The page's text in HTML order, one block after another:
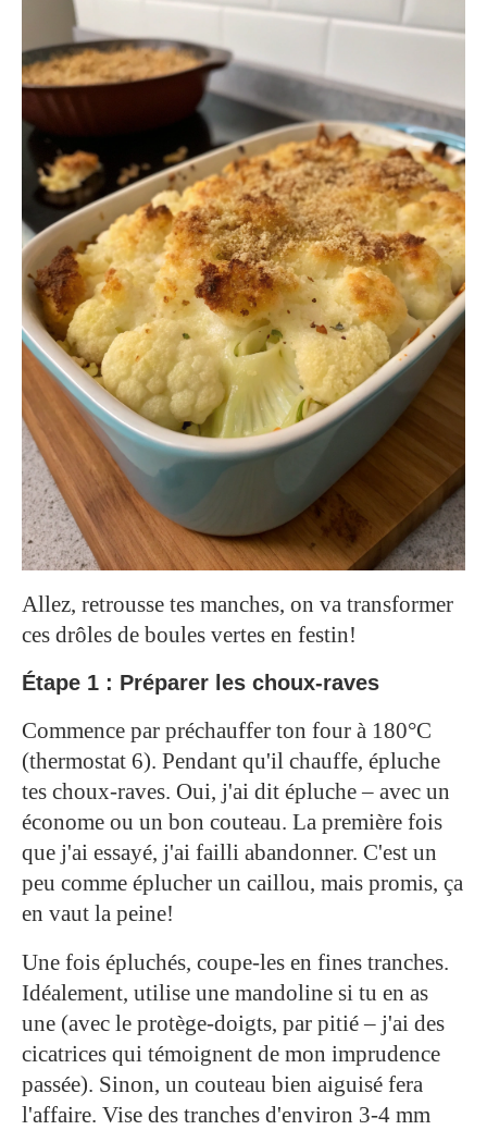
Allez, retrousse tes manches, on va transformer
ces drôles de boules vertes en festin!
Étape 1 : Préparer les choux-raves
Commence par préchauffer ton four à 180°C
(thermostat 6). Pendant qu'il chauffe, épluche
tes choux-raves. Oui, j'ai dit épluche – avec un
économe ou un bon couteau. La première fois
que j'ai essayé, j'ai failli abandonner. C'est un
peu comme éplucher un caillou, mais promis, ça
en vaut la peine!
Une fois épluchés, coupe-les en fines tranches.
Idéalement, utilise une mandoline si tu en as
une (avec le protège-doigts, par pitié – j'ai des
cicatrices qui témoignent de mon imprudence
passée). Sinon, un couteau bien aiguisé fera
l'affaire. Vise des tranches d'environ 3-4 mm